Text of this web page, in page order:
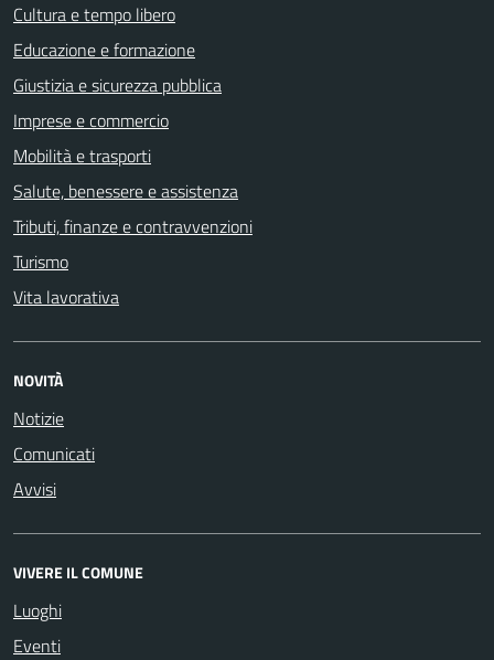
Cultura e tempo libero
Educazione e formazione
Giustizia e sicurezza pubblica
Imprese e commercio
Mobilità e trasporti
Salute, benessere e assistenza
Tributi, finanze e contravvenzioni
Turismo
Vita lavorativa
NOVITÀ
Notizie
Comunicati
Avvisi
VIVERE IL COMUNE
Luoghi
Eventi